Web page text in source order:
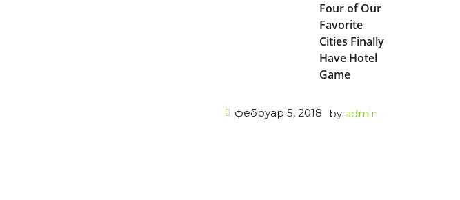
Four of Our
Favorite
Cities Finally
Have Hotel
Game
фебруар 5, 2018 by admin